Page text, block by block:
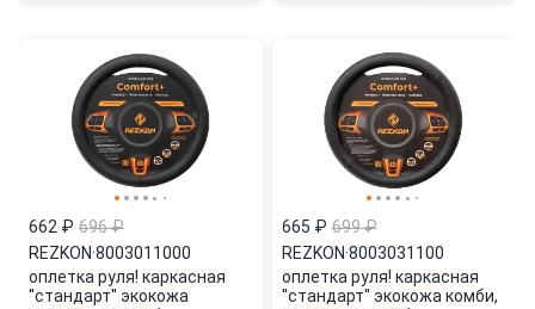
662 ₽ 696 ₽
REZKON·8003011000
оплетка руля! каркасная
''стандарт'' экокожа
665 ₽ 699 ₽
REZKON·8003031100
оплетка руля! каркасная
''стандарт'' экокожа комби,